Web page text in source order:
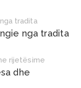
nga tradita
dhe